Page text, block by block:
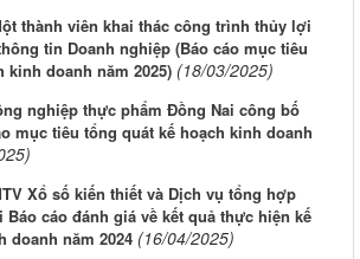
thành viên khai thác công trình thủy lợi
tin Doanh nghiệp (Báo cáo mục tiêu
kinh doanh năm 2025) (18/03/2025)
nghiệp thực phẩm Đồng Nai công bố
mục tiêu tổng quát kế hoạch kinh doanh
Xổ số kiến thiết và Dịch vụ tổng hợp
cáo đánh giá về kết quả thực hiện kế
doanh năm 2024 (16/04/2025)